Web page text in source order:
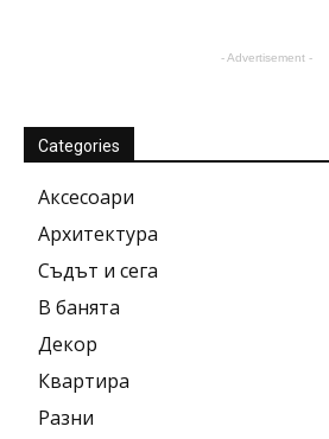
- Advertisement -
Categories
Аксесоари
Архитектура
Съдът и сега
В банята
Декор
Квартира
Разни